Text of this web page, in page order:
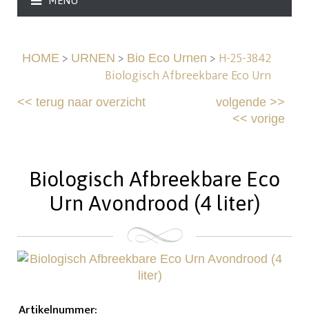
HOME> URNEN > Bio Eco Urnen > H-25-3842
Biologisch Afbreekbare Eco Urn
<<terug naar overzicht volgende>>
<< vorige
Biologisch Afbreekbare Eco
Urn Avondrood (4 liter)
Artikelnummer: